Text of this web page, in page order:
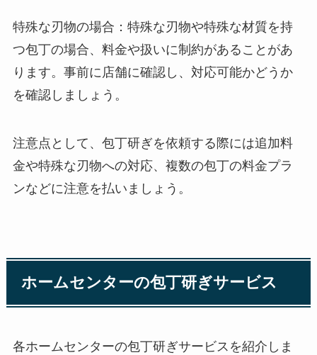
特殊な刃物の場合：特殊な刃物や特殊な材質を持
つ包丁の場合、料金や扱いに制約があることがあ
ります。事前に店舗に確認し、対応可能かどうか
を確認しましょう。
注意点として、包丁研ぎを依頼する際には追加料
金や特殊な刃物への対応、複数の包丁の料金プラ
ンなどに注意を払いましょう。
ホームセンターの包丁研ぎサービス
各ホームセンターの包丁研ぎサービスを紹介しま